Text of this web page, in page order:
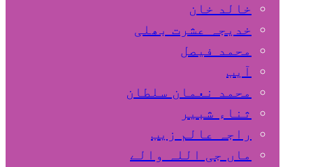
خالد خان
خدیجہ عشرت بھلی
محمد فیصل
آیب
محمد نعمان سلطان
ثناء شبیر
راجہ عالم زیب
ماں جی اللہ والے